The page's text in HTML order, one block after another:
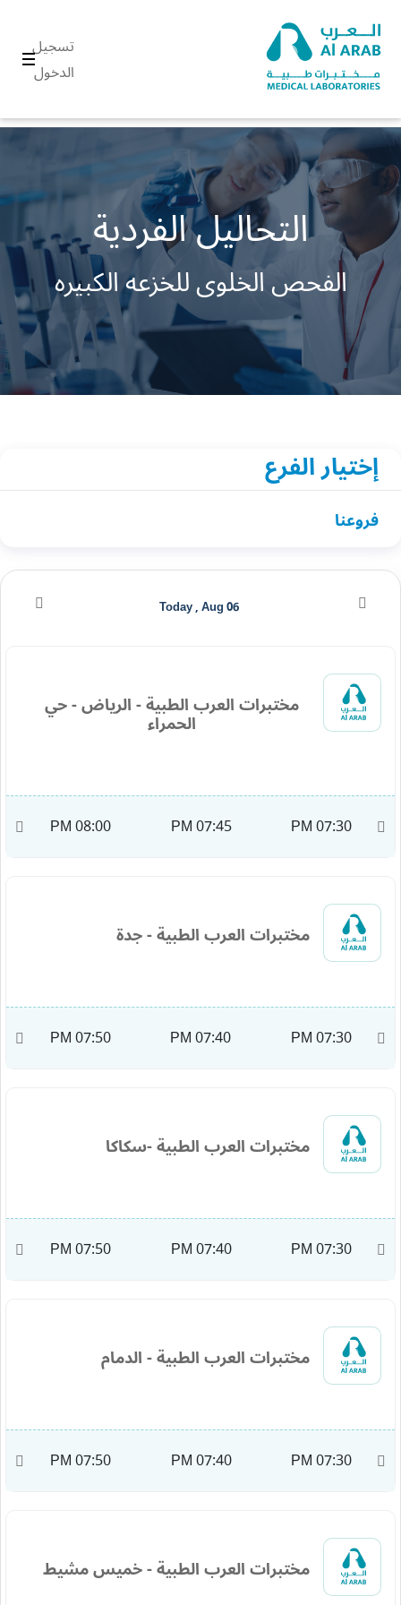
تسجيل
الدخول
التحاليل الفردية
الفحص الخلوى للخزعه الكبيره
إختيار الفرع
فروعنا
مختبرات العرب الطبية - الرياض - حي
الحمراء
07:30 PM
07:45 PM
08:00 PM
مختبرات العرب الطبية - جدة
07:30 PM
07:40 PM
07:50 PM
مختبرات العرب الطبية -سكاكا
07:30 PM
07:40 PM
07:50 PM
مختبرات العرب الطبية - الدمام
07:30 PM
07:40 PM
07:50 PM
مختبرات العرب الطبية - خميس مشيط